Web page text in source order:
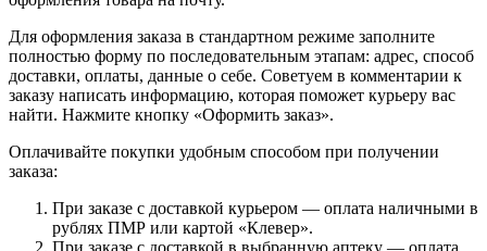
Для оформления заказа в стандартном режиме заполните
полностью форму по последовательным этапам: адрес, способ
доставки, оплаты, данные о себе. Советуем в комментарии к
заказу написать информацию, которая поможет курьеру вас
найти. Нажмите кнопку «Оформить заказ».
Оплачивайте покупки удобным способом при получении
заказа:
При заказе с доставкой курьером — оплата наличными в
рублях ПМР или картой «Клевер».
При заказе с доставкой в выбранную аптеку — оплата